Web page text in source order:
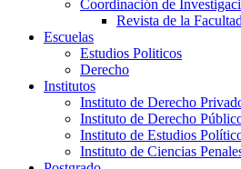
Coordinación de
Revista de la
Escuelas
Estudios Politicos
Derecho
Institutos
Instituto de Derecho
Instituto de Derecho
Instituto de Estudios
Instituto de Ciencias